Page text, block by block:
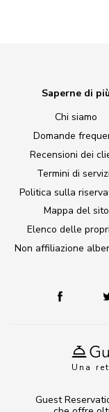
Una
Saperne di più
Chi siamo
Domande
Recensioni dei
Termini di
Politica sulla
Mappa del sito
Elenco delle
Non affiliazione
Guest